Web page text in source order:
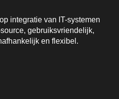
integratie van IT-systemen
gebruiksvriendelijk,
en flexibel.